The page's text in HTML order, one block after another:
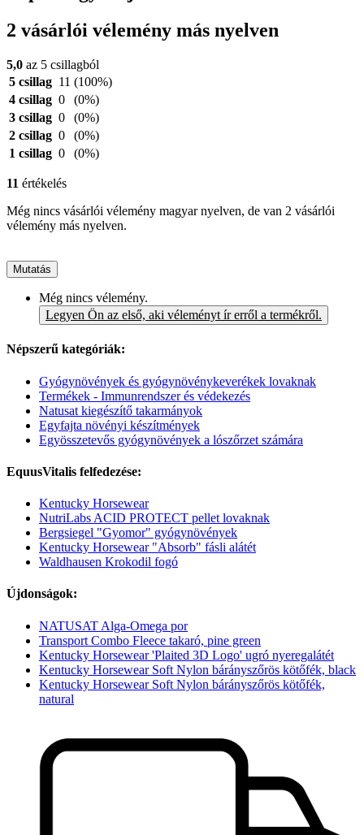
2 vásárlói vélemény más nyelven
5,0 az 5 csillagból
5 csillag 11 (100%)
4 csillag 0
(0%)
3 csillag 0
(0%)
2 csillag 0
(0%)
1 csillag 0 (0%)
11 értékelés
Még nincs vásárlói vélemény magyar nyelven, de van 2 vásárlói
vélemény más nyelven.
Mutatás
Még nincs vélemény.
Legyen Ön az első, aki véleményt ír erről a termékről.
Népszerű kategóriák:
Gyógynövények és gyógynövénykeverékek lovaknak
Termékek - Immunrendszer és védekezés
Natusat kiegészítő takarmányok
Egyfajta növényi készítmények
Egyösszetevős gyógynövények a lószőrzet számára
EquusVitalis felfedezése:
Kentucky Horsewear
NutriLabs ACID PROTECT pellet lovaknak
Bergsiegel "Gyomor" gyógynövények
Kentucky Horsewear "Absorb" fásli alátét
Waldhausen Krokodil fogó
Újdonságok:
NATUSAT Alga-Omega por
Transport Combo Fleece takaró, pine green
Kentucky Horsewear 'Plaited 3D Logo' ugró nyeregalátét
Kentucky Horsewear Soft Nylon bárányszőrös kötőfék, black
Kentucky Horsewear Soft Nylon bárányszőrös kötőfék,
natural